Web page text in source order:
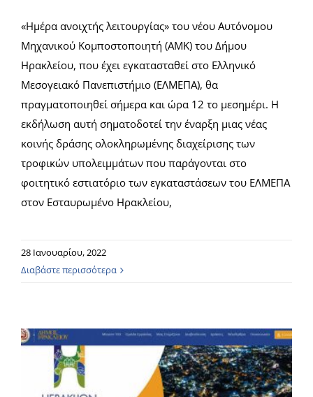
«Ημέρα ανοιχτής λειτουργίας» του νέου Αυτόνομου
Μηχανικού Κομποστοποιητή (AMK) του Δήμου
Ηρακλείου, που έχει εγκατασταθεί στο Ελληνικό
Μεσογειακό Πανεπιστήμιο (ΕΛΜΕΠΑ), θα
πραγματοποιηθεί σήμερα και ώρα 12 το μεσημέρι. Η
εκδήλωση αυτή σηματοδοτεί την έναρξη μιας νέας
κοινής δράσης ολοκληρωμένης διαχείρισης των
τροφικών υπολειμμάτων που παράγονται στο
φοιτητικό εστιατόριο των εγκαταστάσεων του ΕΛΜΕΠΑ
στον Εσταυρωμένο Ηρακλείου,
28 Ιανουαρίου, 2022
Διαβάστε περισσότερα